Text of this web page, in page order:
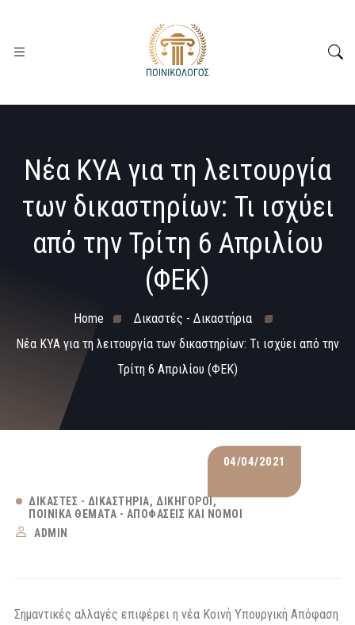
Νέα ΚΥΑ για τη λειτουργία
των δικαστηρίων: Τι ισχύει
από την Τρίτη 6 Απριλίου
(ΦΕΚ)
Home
Δικαστές - Δικαστήρια
Νέα ΚΥΑ για τη λειτουργία των δικαστηρίων: Τι ισχύει από την
Τρίτη 6 Απριλίου (ΦΕΚ)
04/04/2021
ΔΙΚΑΣΤΈΣ - ΔΙΚΑΣΤΉΡΙΑ
ΔΙΚΗΓΌΡΟΙ
ΠΟΙΝΙΚΆ ΘΈΜΑΤΑ - ΑΠΟΦΆΣΕΙΣ ΚΑΙ ΝΌΜΟΙ
ADMIN
Σημαντικές αλλαγές επιφέρει η νέα Κοινή Υπουργική Απόφαση